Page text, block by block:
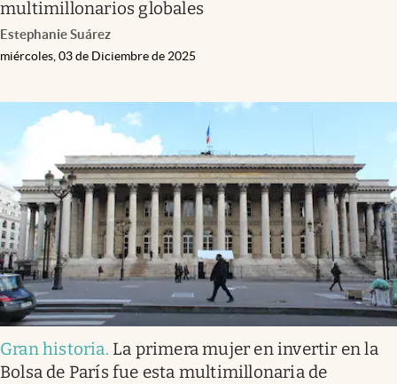
multimillonarios globales
Estephanie Suárez
miércoles, 03 de Diciembre de 2025
Gran historia. La primera mujer en invertir en la
Bolsa de París fue esta multimillonaria de